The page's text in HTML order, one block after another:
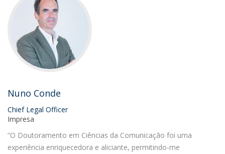
Nuno Conde
Chief Legal Officer
Impresa
“O Doutoramento em Ciências da Comunicação foi uma
experiência enriquecedora e aliciante, permitindo-me